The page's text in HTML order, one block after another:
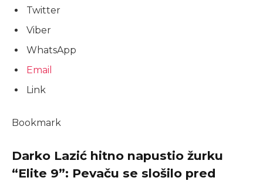
Twitter
Viber
WhatsApp
Email
Link
Bookmark
Darko Lazić hitno napustio žurku
“Elite 9”: Pevaču se slošilo pred